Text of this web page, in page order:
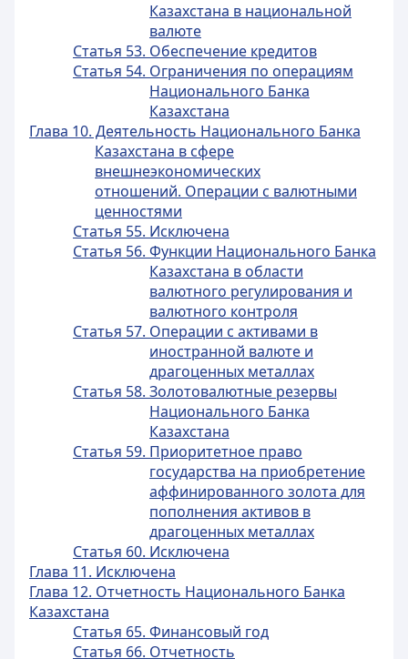
Казахстана в национальной
валюте
Статья 53. Обеспечение кредитов
Статья 54. Ограничения по операциям
Национального Банка
Казахстана
Глава 10. Деятельность Национального Банка
Казахстана в сфере
внешнеэкономических
отношений. Операции с валютными
ценностями
Статья 55. Исключена
Статья 56. Функции Национального Банка
Казахстана в области
валютного регулирования и
валютного контроля
Статья 57. Операции с активами в
иностранной валюте и
драгоценных металлах
Статья 58. Золотовалютные резервы
Национального Банка
Казахстана
Статья 59. Приоритетное право
государства на приобретение
аффинированного золота для
пополнения активов в
драгоценных металлах
Статья 60. Исключена
Глава 11. Исключена
Глава 12. Отчетность Национального Банка
Казахстана
Статья 65. Финансовый год
Статья 66. Отчетность